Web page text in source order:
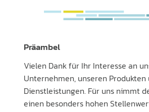
Präambel
Vielen Dank für Ihr Interesse an
Unternehmen, unseren Produkten
Dienstleistungen. Für uns nimmt
einen besonders hohen